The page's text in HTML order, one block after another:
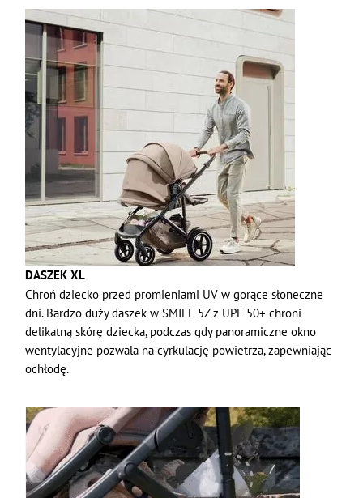
DASZEK XL
Chroń dziecko przed promieniami UV w gorące słoneczne
dni. Bardzo duży daszek w SMILE 5Z z UPF 50+ chroni
delikatną skórę dziecka, podczas gdy panoramiczne okno
wentylacyjne pozwala na cyrkulację powietrza, zapewniając
ochłodę.